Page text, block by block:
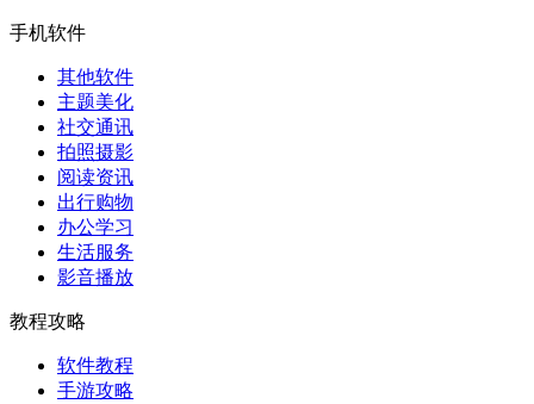
手机软件
其他软件
主题美化
社交通讯
拍照摄影
阅读资讯
出行购物
办公学习
生活服务
影音播放
教程攻略
软件教程
手游攻略